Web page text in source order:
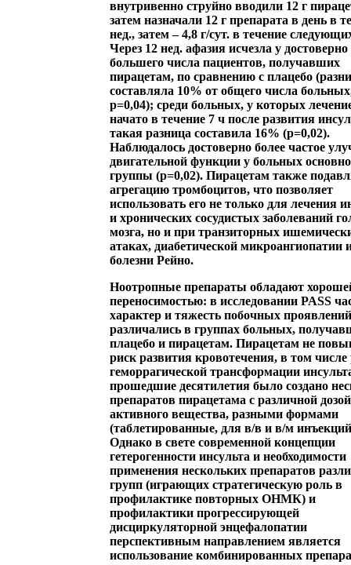
внутривенно струйно вводили 12 г
затем назначали 12 г препарата в день в
нед., затем – 4,8 г/сут. в течение
Через 12 нед. афазия исчезла у достоверно
большего числа пациентов, получавших
пирацетам, по сравнению с плацебо
составляла 10% от общего числа
p=0,04); среди больных, у которых
начато в течение 7 ч после развития
такая разница составила 16% (p=0,02).
Наблюдалось достоверно более частое
двигательной функции у больных
группы (p=0,02). Пирацетам также
агрегацию тромбоцитов, что позволяет
использовать его не только для лечения
и хронических сосудистых заболеваний
мозга, но и при транзиторных
атаках, диабетической микроангиопатии
болезни Рейно.
Ноотропные препараты обладают
переносимостью: в исследовании PASS
характер и тяжесть побочных
различались в группах больных,
плацебо и пирацетам. Пирацетам не
риск развития кровотечения, в том числе
геморрагической трансформации
прошедшие десятилетия было создано
препаратов пирацетама с различной дозой
активного вещества, разными формами
(таблетированные, для в/в и в/м
Однако в свете современной концепции
гетерогенности инсульта и необходимости
применения нескольких препаратов
групп (играющих стратегическую роль в
профилактике повторных ОНМК) и
профилактики прогрессирующей
дисциркуляторной энцефалопатии
перспективным направлением является
использование комбинированных